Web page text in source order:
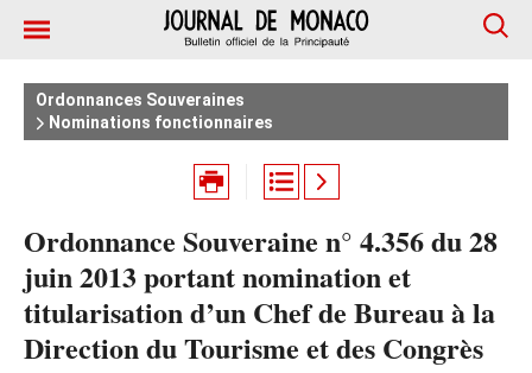
Ordonnances Souveraines
Nominations fonctionnaires
Ordonnance Souveraine n° 4.356 du 28
juin 2013 portant nomination et
titularisation d’un Chef de Bureau à la
Direction du Tourisme et des Congrès